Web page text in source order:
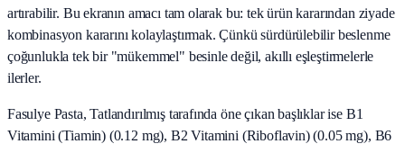
artırabilir. Bu ekranın amacı tam olarak bu: tek ürün kararından ziyade
kombinasyon kararını kolaylaştırmak. Çünkü sürdürülebilir beslenme
çoğunlukla tek bir "mükemmel" besinle değil, akıllı eşleştirmelerle
ilerler.
Fasulye Pasta, Tatlandırılmış tarafında öne çıkan başlıklar ise B1
Vitamini (Tiamin) (0.12 mg), B2 Vitamini (Riboflavin) (0.05 mg), B6